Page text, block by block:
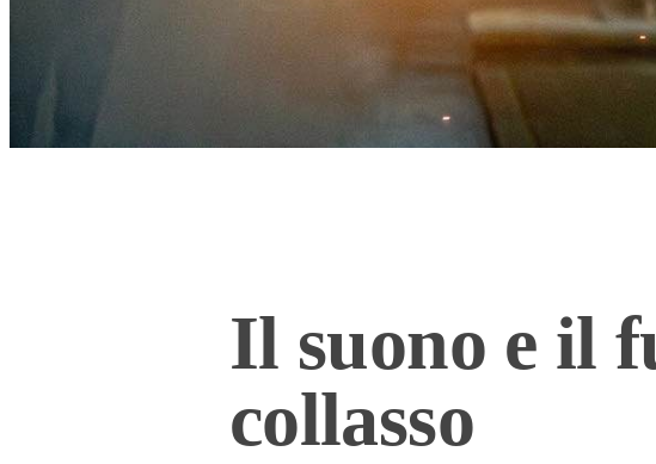
Il suono e il
collasso